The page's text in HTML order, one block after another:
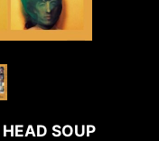
SOUP